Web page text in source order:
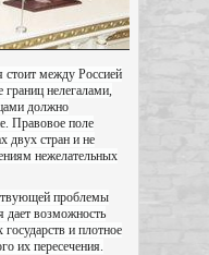
между Россией
границ нелегалами,
должно
Правовое поле
двух стран и не
нежелательных
проблемы
дает возможность
и плотное
их пересечения.